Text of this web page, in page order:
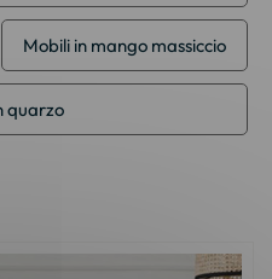
Mobili in mango massiccio
quarzo